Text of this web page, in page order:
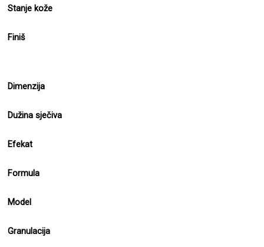
Stanje kože
Finiš
Dimenzija
Dužina sječiva
Efekat
Formula
Model
Granulacija